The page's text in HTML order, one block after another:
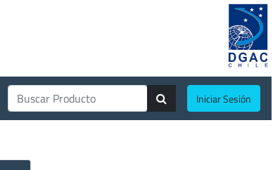
Iniciar Sesión